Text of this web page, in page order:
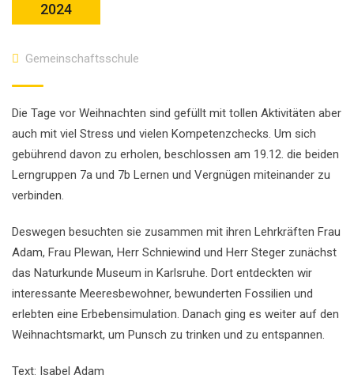
2024
Gemeinschaftsschule
Die Tage vor Weihnachten sind gefüllt mit tollen Aktivitäten aber
auch mit viel Stress und vielen Kompetenzchecks. Um sich
gebührend davon zu erholen, beschlossen am 19.12. die beiden
Lerngruppen 7a und 7b Lernen und Vergnügen miteinander zu
verbinden.
Deswegen besuchten sie zusammen mit ihren Lehrkräften Frau
Adam, Frau Plewan, Herr Schniewind und Herr Steger zunächst
das Naturkunde Museum in Karlsruhe. Dort entdeckten wir
interessante Meeresbewohner, bewunderten Fossilien und
erlebten eine Erbebensimulation. Danach ging es weiter auf den
Weihnachtsmarkt, um Punsch zu trinken und zu entspannen.
Text: Isabel Adam